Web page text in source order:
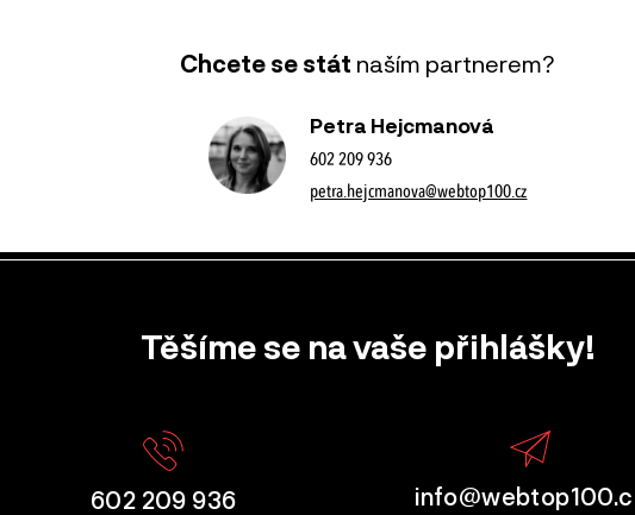
Chcete se stát naším partnerem?
Petra Hejcmanová
602 209 936
petra.hejcmanova@webtop100.cz
Těšíme se na vaše přihlášky!
602 209 936